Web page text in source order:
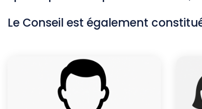
A
r
Le Conseil est également